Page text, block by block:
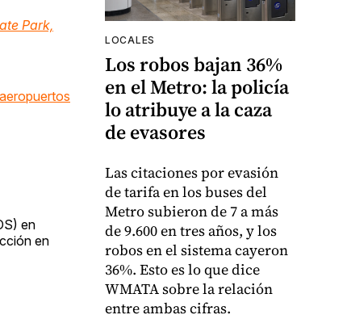
Park,
en
en
LOCALES
Los robos bajan 36%
en el Metro: la policía
lo atribuye a la caza
de evasores
Las citaciones por evasión
de tarifa en los buses del
Metro subieron de 7 a más
de 9.600 en tres años, y los
robos en el sistema cayeron
36%. Esto es lo que dice
WMATA sobre la relación
entre ambas cifras.